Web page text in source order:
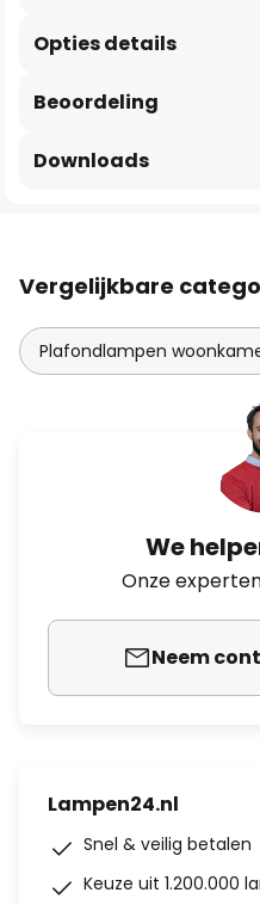
Opties details
Beoordeling
Downloads
Vergelijkbare
Plafondlampen
We
Onze
Neem
Lampen24.nl
Snel & veilig betalen
Keuze uit 1.200.000